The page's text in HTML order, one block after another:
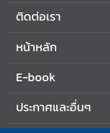
ติดต่อเรา
หน้าหลัก
E-book
ประกาศและอื่นๆ